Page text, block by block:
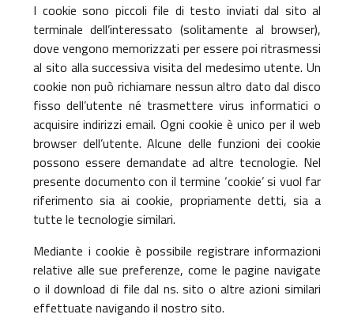
I cookie sono piccoli file di testo inviati dal sito al
terminale dell’interessato (solitamente al browser),
dove vengono memorizzati per essere poi ritrasmessi
al sito alla successiva visita del medesimo utente. Un
cookie non può richiamare nessun altro dato dal disco
fisso dell’utente né trasmettere virus informatici o
acquisire indirizzi email. Ogni cookie è unico per il web
browser dell’utente. Alcune delle funzioni dei cookie
possono essere demandate ad altre tecnologie. Nel
presente documento con il termine ‘cookie’ si vuol far
riferimento sia ai cookie, propriamente detti, sia a
tutte le tecnologie similari.
Mediante i cookie è possibile registrare informazioni
relative alle sue preferenze, come le pagine navigate
o il download di file dal ns. sito o altre azioni similari
effettuate navigando il nostro sito.